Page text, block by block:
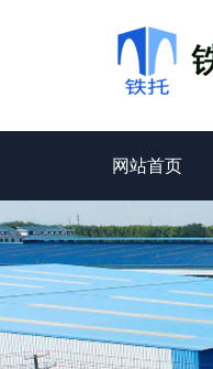
网站首页